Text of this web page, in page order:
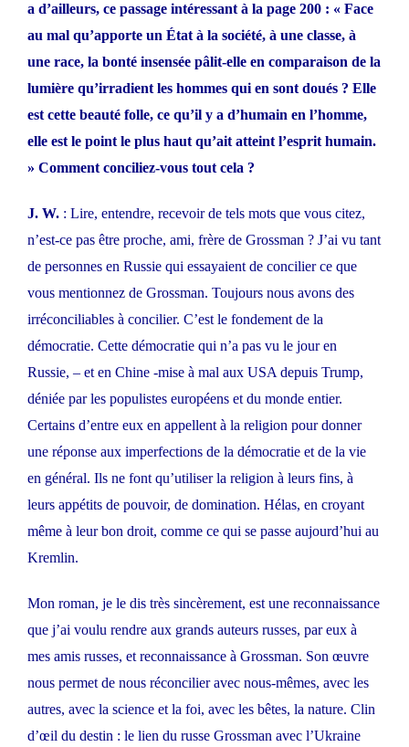
a d’ailleurs, ce passage intéressant à la page 200 : « Face
au mal qu’apporte un État à la société, à une classe, à
une race, la bonté insensée pâlit-elle en comparaison de la
lumière qu’irradient les hommes qui en sont doués ? Elle
est cette beauté folle, ce qu’il y a d’humain en l’homme,
elle est le point le plus haut qu’ait atteint l’esprit humain.
» Comment conciliez-vous tout cela ?
J. W. : Lire, entendre, recevoir de tels mots que vous citez,
n’est-ce pas être proche, ami, frère de Grossman ? J’ai vu tant
de personnes en Russie qui essayaient de concilier ce que
vous mentionnez de Grossman. Toujours nous avons des
irréconciliables à concilier. C’est le fondement de la
démocratie. Cette démocratie qui n’a pas vu le jour en
Russie, – et en Chine -mise à mal aux USA depuis Trump,
déniée par les populistes européens et du monde entier.
Certains d’entre eux en appellent à la religion pour donner
une réponse aux imperfections de la démocratie et de la vie
en général. Ils ne font qu’utiliser la religion à leurs fins, à
leurs appétits de pouvoir, de domination. Hélas, en croyant
même à leur bon droit, comme ce qui se passe aujourd’hui au
Kremlin.
Mon roman, je le dis très sincèrement, est une reconnaissance
que j’ai voulu rendre aux grands auteurs russes, par eux à
mes amis russes, et reconnaissance à Grossman. Son œuvre
nous permet de nous réconcilier avec nous-mêmes, avec les
autres, avec la science et la foi, avec les bêtes, la nature. Clin
d’œil du destin : le lien du russe Grossman avec l’Ukraine